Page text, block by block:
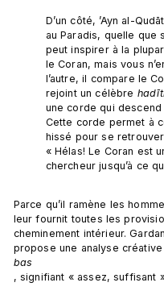
D’un côté, ’Ayn al-
au Paradis, quelle que
peut inspirer à la
le Coran, mais vous
l’autre, il compare le
rejoint un célèbre
une corde qui
Cette corde permet à
hissé pour se
« Hélas! Le Coran est
chercheur jusqu’à ce
Parce qu’il ramène les
leur fournit toutes les
cheminement intérieur.
propose une analyse
bas
, signifiant « assez, suffisant